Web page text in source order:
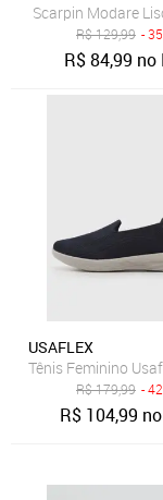
Scarpin Modare
R$129,99 -
R$84,99 no
USAFLEX
Tênis Feminino
R$179,99 -
R$ 104,99